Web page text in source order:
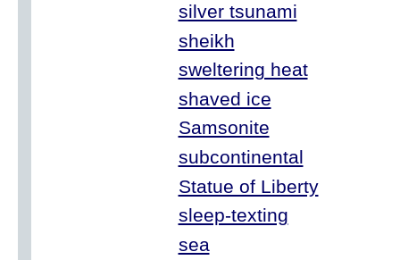
silver tsunami
sheikh
sweltering heat
shaved ice
Samsonite
subcontinental
Statue of Liberty
sleep-texting
sea